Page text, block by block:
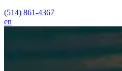
(514) 861-4367
en